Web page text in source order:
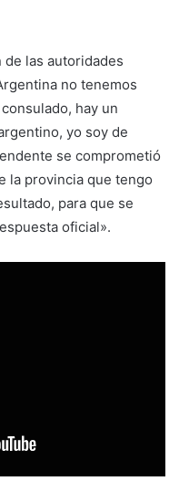
las autoridades
no tenemos
hay un
yo soy de
se comprometió
la provincia que tengo
para que se
oficial».